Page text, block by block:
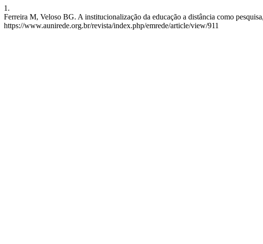
1.
Ferreira M, Veloso BG. A institucionalização da educação a distância como
https://www.aunirede.org.br/revista/index.php/emrede/article/view/911